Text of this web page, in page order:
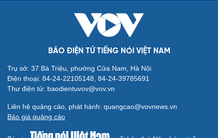
BÓNG ĐÁ QUỐC TẾ
Kết quả ASEAN Cup 2026 hôm nay 8/8: Malaysia
thắng nhẹ, gặp ĐT Việt Nam ở bán kết
Dự đoán kết quả và đội hình ra sân trận Thái Lan vs